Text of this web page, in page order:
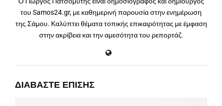
του Samos24.gr, με καθημερινή παρουσία στην ενημέρωση
της Σάμου. Καλύπτει θέματα τοπικής επικαιρότητας με έμφαση
στην ακρίβεια και την αμεσότητα του ρεπορτάζ.
ΔΙΑΒΆΣΤΕ ΕΠΊΣΗΣ